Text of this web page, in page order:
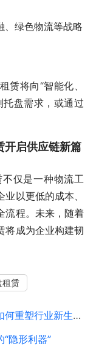
、绿色物流等战略
赁将向“智能化、
托盘需求，或通过
开启供应链新篇
仅是一种物流工
以更低的成本、
流程。未来，随着
将成为企业构建韧
租赁
塑行业新生态？
隐形利器”